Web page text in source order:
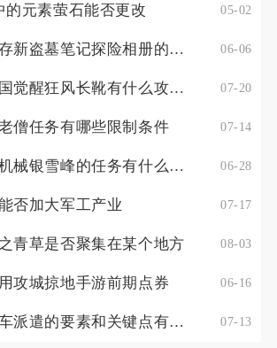
的元素萤石能否更改 05-02
怎样能够保存新盗墓笔记探险相册的质量 06-06
想要得到万国觉醒狂风长靴有什么攻略可以参考 07-20
僧任务有哪些限制条件 07-14
了解影之刃机械银雪峰的任务有什么渠道 06-28
否加大军工产业 07-17
青草是否聚集在某个地方 08-03
攻城掠地手游前期点券 06-16
攻城掠地战车派遣的要素和关键点有哪些 07-13